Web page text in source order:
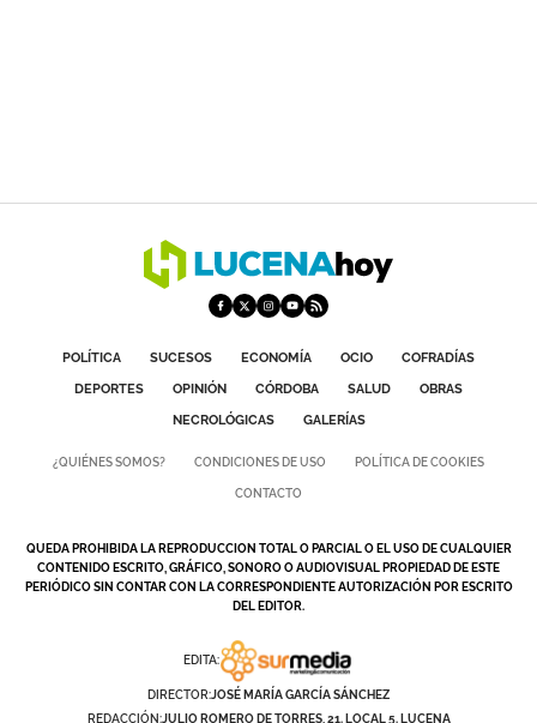
POLÍTICA SUCESOS ECONOMÍA OCIO
COFRADÍAS
DEPORTES
OPINIÓN CÓRDOBA SALUD
OBRAS
NECROLÓGICAS
GALERÍAS
¿QUIÉNES SOMOS? CONDICIONES DE USO POLÍTICA DE COOKIES
CONTACTO
QUEDA PROHIBIDA LA REPRODUCCION TOTAL O PARCIAL O EL USO DE CUALQUIER
CONTENIDO ESCRITO, GRÁFICO, SONORO O AUDIOVISUAL PROPIEDAD DE ESTE
PERIÓDICO SIN CONTAR CON LA CORRESPONDIENTE AUTORIZACIÓN POR ESCRITO
DEL EDITOR.
EDITA:
DIRECTOR:JOSÉ MARÍA GARCÍA SÁNCHEZ
REDACCIÓN:JULIO ROMERO DE TORRES, 21. LOCAL 5. LUCENA